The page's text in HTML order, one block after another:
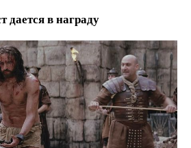
дается в награду